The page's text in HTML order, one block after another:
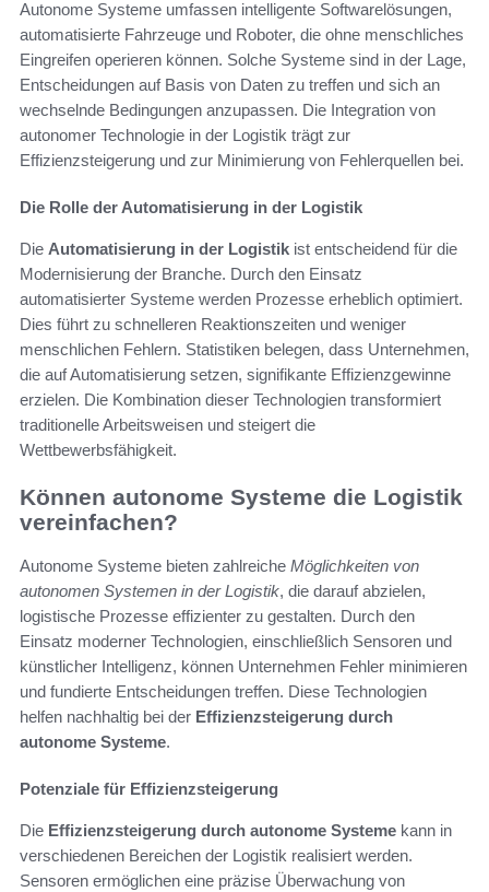
Autonome Systeme umfassen intelligente Softwarelösungen,
automatisierte Fahrzeuge und Roboter, die ohne menschliches
Eingreifen operieren können. Solche Systeme sind in der Lage,
Entscheidungen auf Basis von Daten zu treffen und sich an
wechselnde Bedingungen anzupassen. Die Integration von
autonomer Technologie in der Logistik trägt zur
Effizienzsteigerung und zur Minimierung von Fehlerquellen bei.
Die Rolle der Automatisierung in der Logistik
Die Automatisierung in der Logistik ist entscheidend für die
Modernisierung der Branche. Durch den Einsatz
automatisierter Systeme werden Prozesse erheblich optimiert.
Dies führt zu schnelleren Reaktionszeiten und weniger
menschlichen Fehlern. Statistiken belegen, dass Unternehmen,
die auf Automatisierung setzen, signifikante Effizienzgewinne
erzielen. Die Kombination dieser Technologien transformiert
traditionelle Arbeitsweisen und steigert die
Wettbewerbsfähigkeit.
Können autonome Systeme die Logistik
vereinfachen?
Autonome Systeme bieten zahlreiche Möglichkeiten von
autonomen Systemen in der Logistik, die darauf abzielen,
logistische Prozesse effizienter zu gestalten. Durch den
Einsatz moderner Technologien, einschließlich Sensoren und
künstlicher Intelligenz, können Unternehmen Fehler minimieren
und fundierte Entscheidungen treffen. Diese Technologien
helfen nachhaltig bei der Effizienzsteigerung durch
autonome Systeme.
Potenziale für Effizienzsteigerung
Die Effizienzsteigerung durch autonome Systeme kann in
verschiedenen Bereichen der Logistik realisiert werden.
Sensoren ermöglichen eine präzise Überwachung von